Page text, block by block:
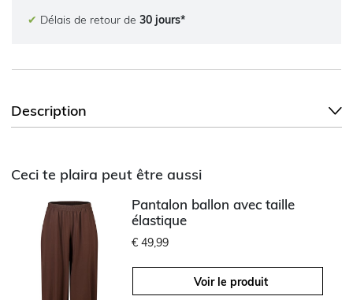
✔ Délais de retour de 30 jours*
Description
Ceci te plaira peut être aussi
Pantalon ballon avec taille
élastique
€ 49,99
Voir le produit